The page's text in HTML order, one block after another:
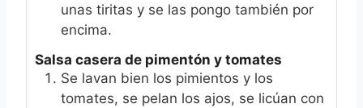
unas tiritas y se las pongo también por
encima.
Salsa casera de pimentón y tomates
Se lavan bien los pimientos y los
tomates, se pelan los ajos, se licúan con